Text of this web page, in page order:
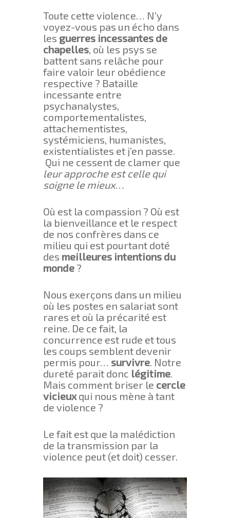
Toute cette violence… N’y
voyez-vous pas un écho dans
les guerres incessantes de
chapelles, où les psys se
battent sans relâche pour
faire valoir leur obédience
respective ? Bataille
incessante entre
psychanalystes,
comportementalistes,
attachementistes,
systémiciens, humanistes,
existentialistes et j’en passe.
Qui ne cessent de clamer que
leur approche est celle qui
soigne le mieux…
Où est la compassion ? Où est
la bienveillance et le respect
de nos confrères dans ce
milieu qui est pourtant doté
des meilleures intentions du
monde?
Nous exerçons dans un milieu
où les postes en salariat sont
rares et où la précarité est
reine. De ce fait, la
concurrence est rude et tous
les coups semblent devenir
permis pour… survivre. Notre
dureté parait donc légitime.
Mais comment briser le cercle
vicieuxqui nous mène à tant
de violence ?
Le fait est que la malédiction
de la transmission par la
violence peut (et doit) cesser.